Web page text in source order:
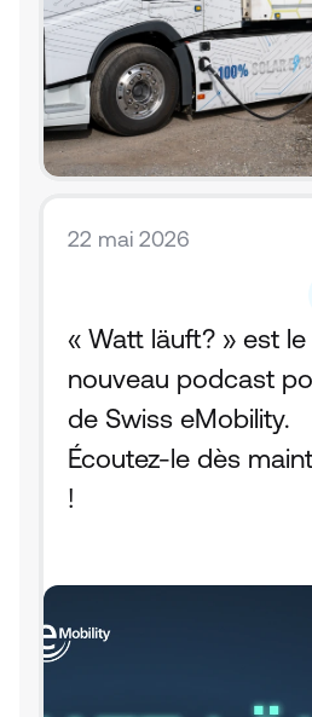
22 mai 2026
« Watt läuft? » est le
nouveau podcast
de Swiss eMobility.
Écoutez-le dès
!